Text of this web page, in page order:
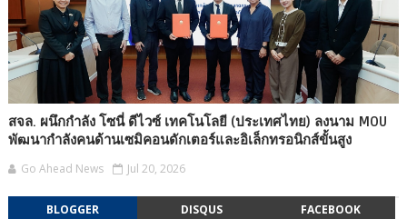
สจล. ผนึกกำลัง โซนี่ ดีไวซ์ เทคโนโลยี (ประเทศไทย) ลงนาม MOU
พัฒนากำลังคนด้านเซมิคอนดักเตอร์และอิเล็กทรอนิกส์ขั้นสูง
Go Ahead News Jul 20, 2026
BLOGGER DISQUS FACEBOOK